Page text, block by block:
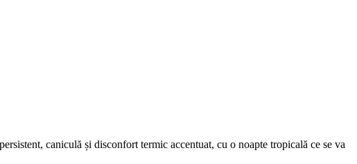
caniculă și disconfort termic accentuat, cu o noapte tropicală ce se va